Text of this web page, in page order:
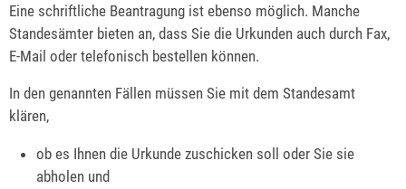
Eine schriftliche Beantragung ist ebenso möglich. Manche
Standesämter bieten an, dass Sie die Urkunden auch durch Fax,
E-Mail oder telefonisch bestellen können.
In den genannten Fällen müssen Sie mit dem Standesamt
klären,
ob es Ihnen die Urkunde zuschicken soll oder Sie sie
abholen und